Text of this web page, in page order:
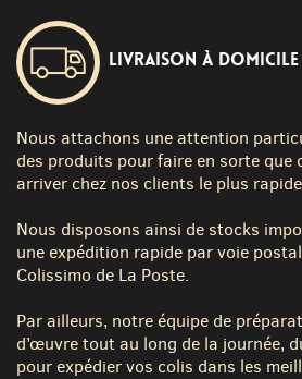
Livraison à domicile
Nous attachons une attention
des produits pour faire en sorte que
arriver chez nos clients le plus
Nous disposons ainsi de stocks
une expédition rapide par voie
Colissimo de La Poste.
Par ailleurs, notre équipe de
d’œuvre tout au long de la journée,
pour expédier vos colis dans les